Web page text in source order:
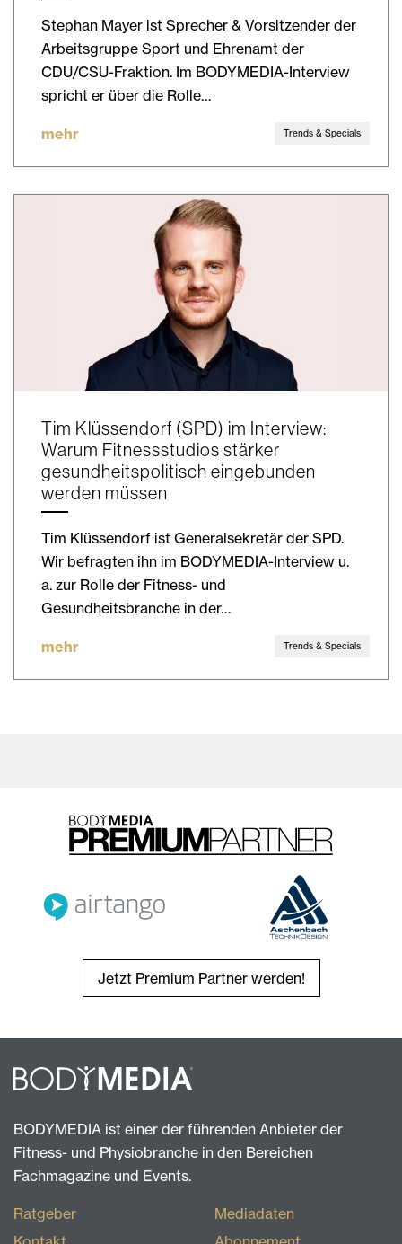
Stephan Mayer ist Sprecher & Vorsitzender der
Arbeitsgruppe Sport und Ehrenamt der
CDU/CSU-Fraktion. Im BODYMEDIA-Interview
spricht er über die Rolle…
mehr Trends & Specials
Tim Klüssendorf (SPD) im Interview:
Warum Fitnessstudios stärker
gesundheitspolitisch eingebunden
werden müssen
Tim Klüssendorf ist Generalsekretär der SPD.
Wir befragten ihn im BODYMEDIA-Interview u.
a. zur Rolle der Fitness- und
Gesundheitsbranche in der…
mehr Trends & Specials
Jetzt Premium Partner werden!
BODYMEDIA ist einer der führenden Anbieter der
Fitness- und Physiobranche in den Bereichen
Fachmagazine und Events.
Ratgeber
Mediadaten